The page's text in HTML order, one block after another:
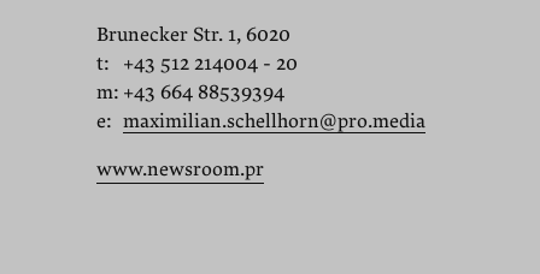
Brunecker Str. 1, 6020
t:
+43 512 214004 - 20
m: +43 664 88539394
e: maximilian.schellhorn@pro.media
www.newsroom.pr